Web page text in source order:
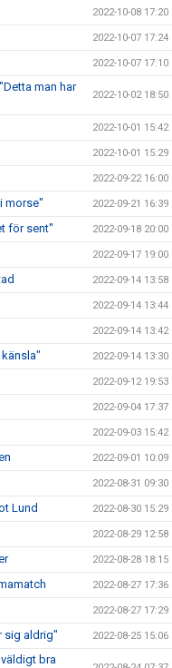
2022-10-08 17:20
2022-10-07 17:24
2022-10-07 17:10
man har
2022-10-02 18:50
2022-10-01 15:42
2022-10-01 15:29
2022-09-22 16:00
morse" 2022-09-21 16:39
för sent" 2022-09-18 20:00
2022-09-17 19:00
2022-09-14 13:58
2022-09-14 13:44
2022-09-14 13:42
2022-09-14 13:30
2022-09-12 19:53
2022-09-04 17:37
2022-09-03 15:42
2022-09-01 10:09
2022-08-31 09:30
Lund 2022-08-30 15:29
2022-08-29 12:58
2022-08-28 18:15
2022-08-27 17:36
2022-08-27 17:29
sig aldrig" 2022-08-25 15:06
bra